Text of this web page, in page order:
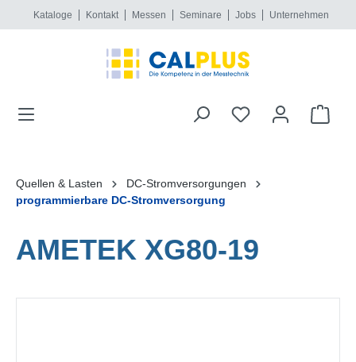
springen
Kataloge Kontakt Messen Seminare Jobs Unternehmen
Quellen & Lasten
DC-Stromversorgungen
programmierbare DC-Stromversorgung
AMETEK XG80-19